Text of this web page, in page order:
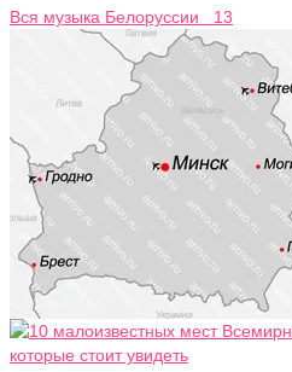
Вся музыка Белоруссии 13